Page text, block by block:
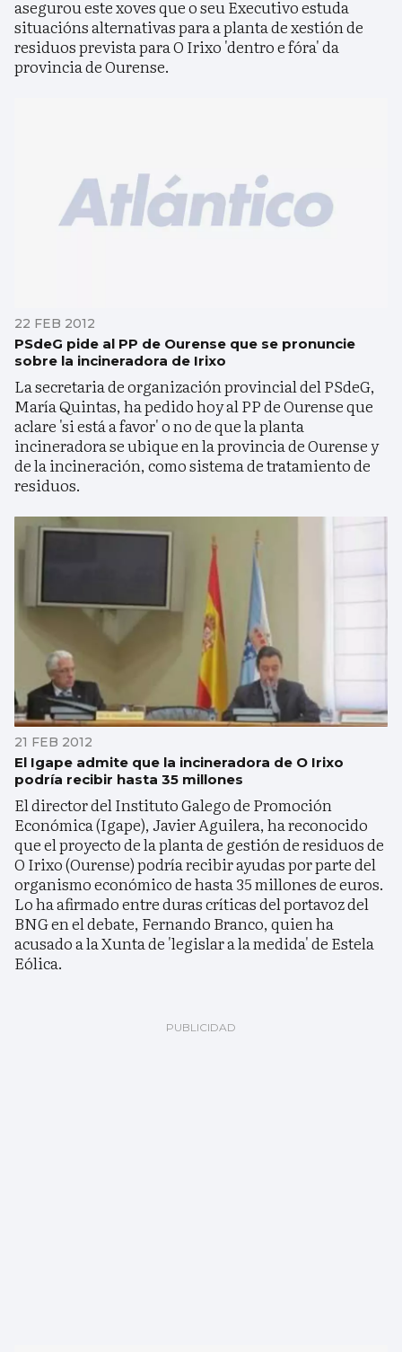
asegurou este xoves que o seu Executivo estuda
situacións alternativas para a planta de xestión de
residuos prevista para O Irixo 'dentro e fóra' da
provincia de Ourense.
22 FEB 2012
PSdeG pide al PP de Ourense que se pronuncie
sobre la incineradora de Irixo
La secretaria de organización provincial del PSdeG,
María Quintas, ha pedido hoy al PP de Ourense que
aclare 'si está a favor' o no de que la planta
incineradora se ubique en la provincia de Ourense y
de la incineración, como sistema de tratamiento de
residuos.
21 FEB 2012
El Igape admite que la incineradora de O Irixo
podría recibir hasta 35 millones
El director del Instituto Galego de Promoción
Económica (Igape), Javier Aguilera, ha reconocido
que el proyecto de la planta de gestión de residuos de
O Irixo (Ourense) podría recibir ayudas por parte del
organismo económico de hasta 35 millones de euros.
Lo ha afirmado entre duras críticas del portavoz del
BNG en el debate, Fernando Branco, quien ha
acusado a la Xunta de 'legislar a la medida' de Estela
Eólica.